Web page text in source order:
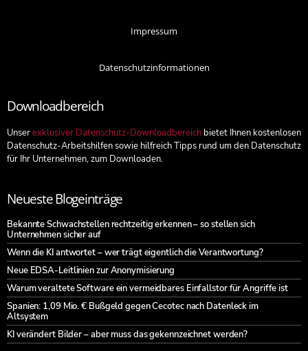
Impressum
Datenschutzinformationen
Downloadbereich
Unserexklusiver Datenschutz-Downloadbereich bietet Ihnen kostenlosen
Datenschutz-Arbeitshilfen sowie hilfreich Tipps rund um den Datenschutz
für Ihr Unternehmen, zum Downloaden.
Neueste Blogeinträge
Bekannte Schwachstellen rechtzeitig erkennen – so stellen sich
Unternehmen sicher auf
Wenn die KI antwortet – wer trägt eigentlich die Verantwortung?
Neue EDSA-Leitlinien zur Anonymisierung
Warum veraltete Software ein vermeidbares Einfallstor für Angriffe ist
Spanien: 1,09 Mio. € Bußgeld gegen Cecotec nach Datenleck im
Altsystem
KI verändert Bilder – aber muss das gekennzeichnet werden?